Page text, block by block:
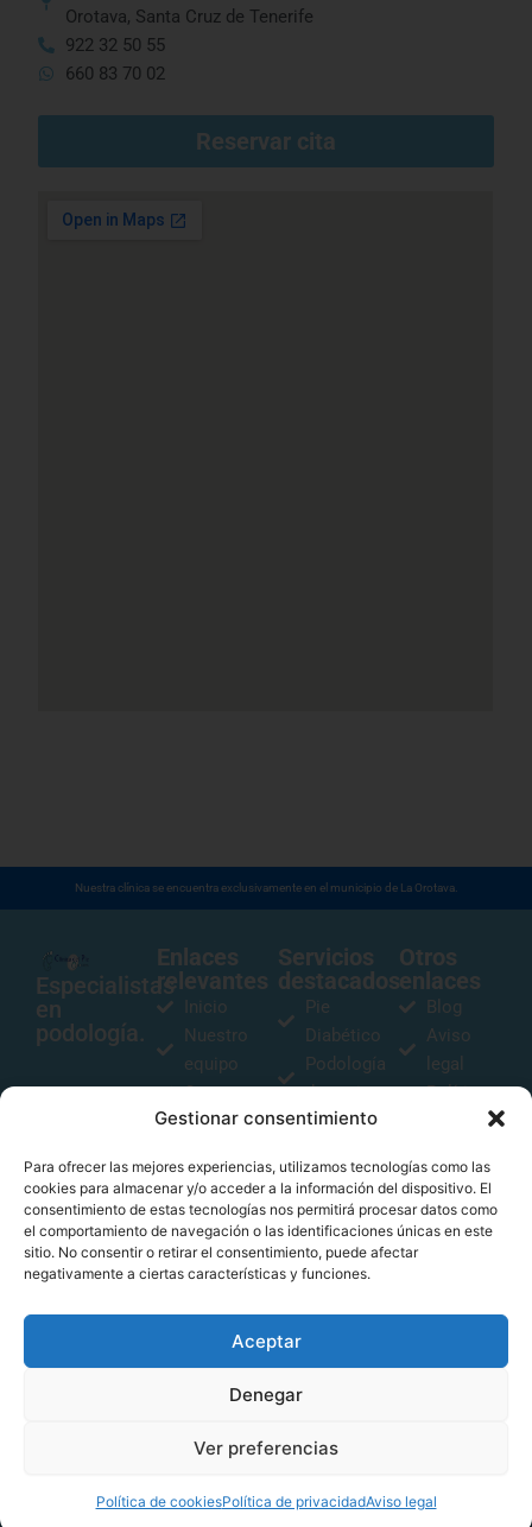
Gestionar consentimiento
Para ofrecer las mejores experiencias, utilizamos tecnologías como las
cookies para almacenar y/o acceder a la información del dispositivo. El
consentimiento de estas tecnologías nos permitirá procesar datos como
el comportamiento de navegación o las identificaciones únicas en este
sitio. No consentir o retirar el consentimiento, puede afectar
negativamente a ciertas características y funciones.
Aceptar
Denegar
Ver preferencias
Política de cookiesPolítica de privacidadAviso legal
Orotava, Santa Cruz de Tenerife
922 32 50 55
660 83 70 02
Reservar cita
Nuestra clínica se encuentra exclusivamente en el municipio de La Orotava.
Especialistas
en
podología.
Enlaces
relevantes
Inicio
Nuestro
equipo
Contacto
Servicios
destacados
Pie
Diabético
Podología
deportiva
Plantillas
Estudio
biomecánico
Podología
infantil
Otros
enlaces
Blog
Aviso
legal
Política
Política
de
cookies
Si quieres conocernos
más, no dudes en visitar
F
c
e
b
I
a